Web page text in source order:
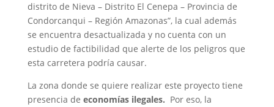
distrito de Nieva – Distrito El Cenepa – Provincia de
Condorcanqui – Región Amazonas”, la cual además
se encuentra desactualizada y no cuenta con un
estudio de factibilidad que alerte de los peligros que
esta carretera podría causar.
La zona donde se quiere realizar este proyecto tiene
presencia de economías ilegales. Por eso, la